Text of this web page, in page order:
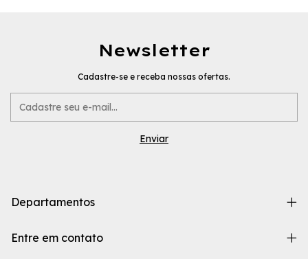
Newsletter
Cadastre-se e receba nossas ofertas.
Departamentos
Entre em contato